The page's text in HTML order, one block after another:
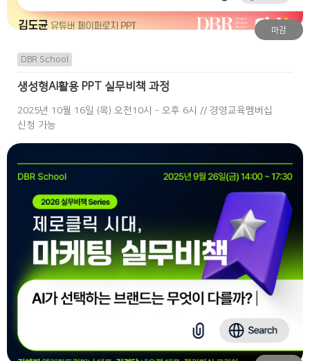
마감
DBR School
생성형AI활용 PPT 실무비책 과정
2025년 10월 16일 (목) 오전10시 - 오후 6시 // 경영교육멤버십
신청 가능